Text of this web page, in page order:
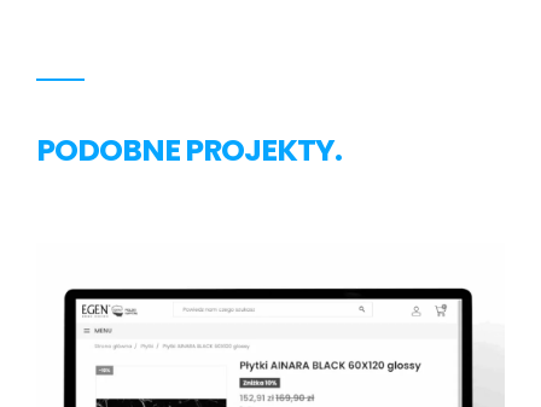
PODOBNE PROJEKTY.